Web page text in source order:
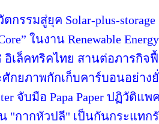
กรรมสู่ยุค Solar-plus-
ในงาน Renewable
เล็คทริคไทย สานต่อภารกิ
กยภาพกักเก็บคาร์บอนอย่าง
จับมือ Papa Paper ปฏิวัติแ
น "กากหัวปลี" เป็นกันกระแทก